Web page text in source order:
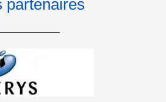
partenaires